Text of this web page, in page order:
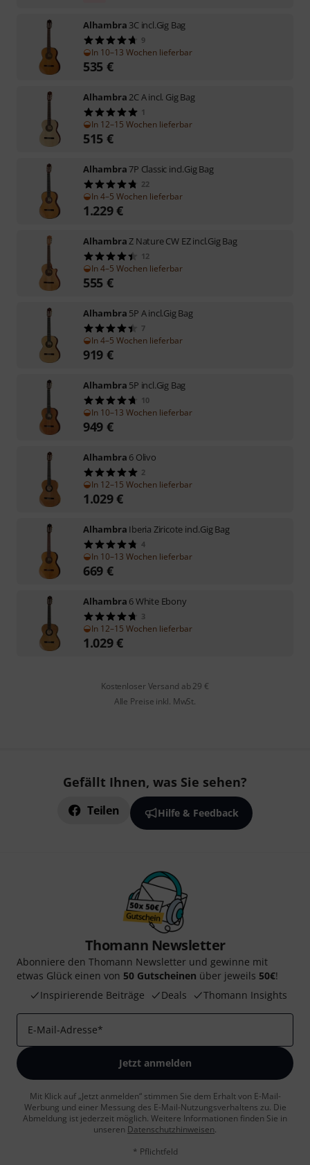
Alhambra 3C incl.Gig Bag
9
In 10–13 Wochen lieferbar
535 €
Alhambra 2C A incl. Gig Bag
1
In 12–15 Wochen lieferbar
515 €
Alhambra7P Classic incl.Gig Bag
22
In 4–5 Wochen lieferbar
1.229€
Alhambra Z Nature CW EZ incl.Gig Bag
12
In 4–5 Wochen lieferbar
555 €
Alhambra 5P A incl.Gig Bag
7
In 4–5 Wochen lieferbar
919 €
Alhambra 5P incl.Gig Bag
10
In 10–13 Wochen lieferbar
949 €
Alhambra 6 Olivo
2
In 12–15 Wochen lieferbar
1.029€
Alhambra Iberia Ziricote incl.Gig Bag
4
In 10–13 Wochen lieferbar
669 €
Alhambra 6 White Ebony
3
In 12–15 Wochen lieferbar
1.029€
Kostenloser Versand ab 29 €
Alle Preise inkl. MwSt.
Gefällt Ihnen, was Sie sehen?
Teilen Hilfe & Feedback
Thomann Newsletter
Abonniere den Thomann Newsletter und gewinne mit
etwas Glück einen von 50 Gutscheinen über jeweils 50€!
Inspirierende Beiträge
Deals Thomann Insights
E-Mail-Adresse*
Jetzt anmelden
Mit Klick auf „Jetzt anmelden“ stimmen Sie dem Erhalt von E-Mail-
Werbung und einer Messung des E-Mail-Nutzungsverhaltens zu. Die
Abmeldung ist jederzeit möglich. Weitere Informationen finden Sie in
unseren Datenschutzhinweisen.
* Pflichtfeld